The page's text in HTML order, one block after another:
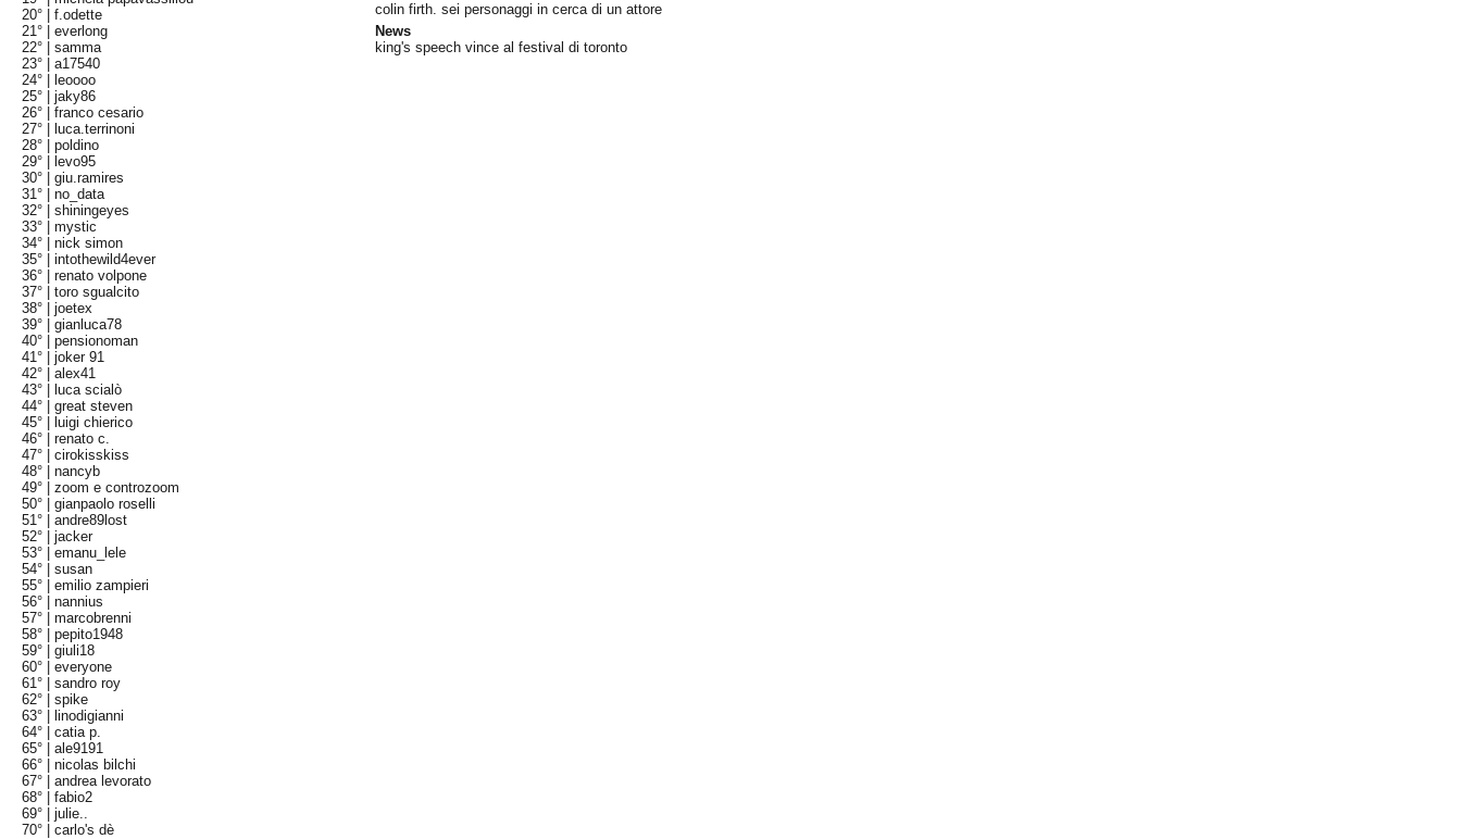
20° |f.odette
21° |everlong
22° |samma
23° |a17540
24° |
leoooo
25° |jaky86
26° |franco cesario
27° |
luca.terrinoni
28° |poldino
29° |
levo95
30° |giu.ramires
31° |no_data
32° |shiningeyes
33° |mystic
34° |nick simon
35° |intothewild4ever
36° |renato volpone
37° |toro sgualcito
38° |joetex
39° |gianluca78
40° |pensionoman
41° |joker 91
42° |alex41
43° |
luca scialò
44° |great steven
45° |
luigi chierico
46° |renato c.
47° |cirokisskiss
48° |nancyb
49° |zoom e controzoom
50° |gianpaolo roselli
51° |andre89lost
52° |jacker
53° |emanu_lele
54° |susan
55° |emilio zampieri
56° |nannius
57° |marcobrenni
58° |pepito1948
59° |giuli18
60° |everyone
61° |sandro roy
62° |spike
63° |
linodigianni
64° |catia p.
65° |ale9191
66° |nicolas bilchi
67° |andrea levorato
68° |fabio2
69° |julie..
70° |carlo's dè
colin firth. sei personaggi in cerca di un attore
News
king's speech vince al festival di toronto